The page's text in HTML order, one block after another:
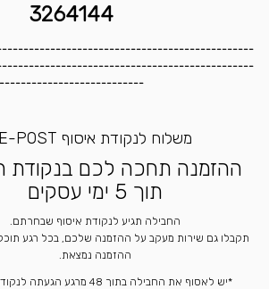
3264144
משלוח לנקודת איסוף E-POST
ההזמנה תחכה לכם בנקודת
תוך 5 ימי עסקים
החבילה תגיע לנקודת איסוף שבחרתם.
תקבלו גם שירות מעקב על ההזמנה שלכם, בכל רגע
ההזמנה נמצאת.
*יש לאסוף את החבילה בתוך 48 מרגע הגעתה לנקודת האיסוף